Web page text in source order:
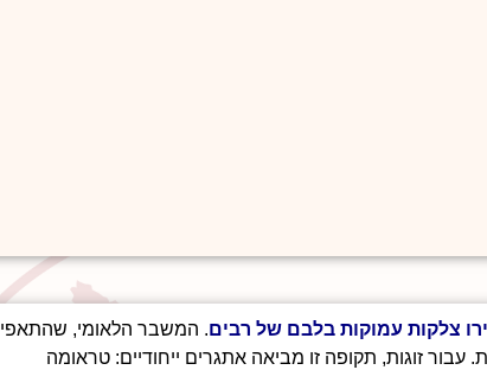
. המשבר הלאומי,
עבור זוגות, תקופה זו מביאה אתגרים ייחודיים: טראומה